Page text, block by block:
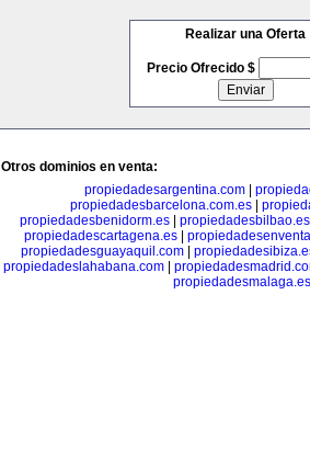
Realizar una Oferta
Precio Ofrecido $
Otros dominios en venta:
propiedadesargentina.com|
propiedadesbarcelona.com.es|
propiedadesbenidorm.es
propiedadesbilbao.es
propiedadescartagena.es|
propiedadesguayaquil.com
propiedadeslahabana.com|
propiedadesmalaga.es